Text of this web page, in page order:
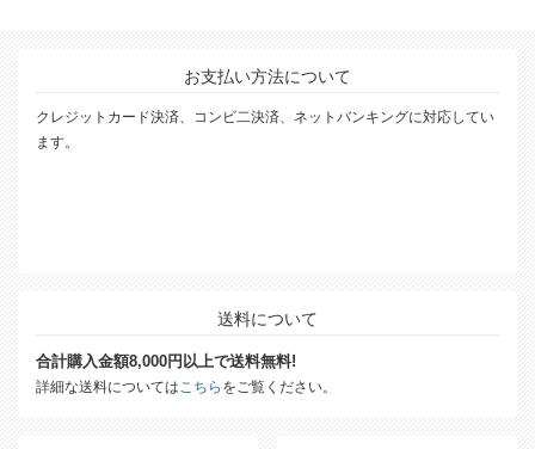
お支払い方法について
クレジットカード決済、コンビ二決済、ネットバンキングに対応してい
ます。
送料について